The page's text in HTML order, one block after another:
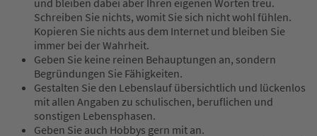
und bleiben dabei aber Ihren eigenen Worten treu.
Schreiben Sie nichts, womit Sie sich nicht wohl fühlen.
Kopieren Sie nichts aus dem Internet und bleiben Sie
immer bei der Wahrheit.
Geben Sie keine reinen Behauptungen an, sondern
Begründungen Sie Fähigkeiten.
Gestalten Sie den Lebenslauf übersichtlich und lückenlos
mit allen Angaben zu schulischen, beruflichen und
sonstigen Lebensphasen.
Geben Sie auch Hobbys gern mit an.